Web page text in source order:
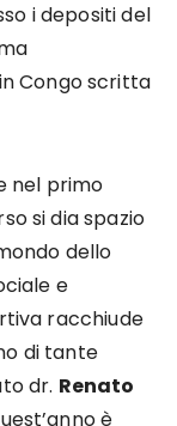
i depositi del
in Congo scritta
nel primo
si dia spazio
dello
e
racchiude
di tante
dr. Renato
è